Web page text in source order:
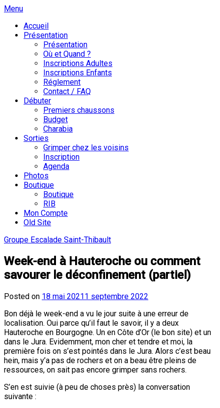
Skip
content
Menu
Accueil
Présentation
Présentation
Où et Quand ?
Inscriptions Adultes
Inscriptions Enfants
Réglement
Contact / FAQ
Débuter
Premiers chaussons
Budget
Charabia
Sorties
Grimper chez les voisins
Inscription
Agenda
Photos
Boutique
Boutique
RIB
Mon Compte
Old Site
Groupe Escalade Saint-Thibault
Week-end à Hauteroche ou comment
savourer le déconfinement (partiel)
Posted on 18 mai 20211 septembre 2022
Bon déjà le week-end a vu le jour suite à une erreur de
localisation. Oui parce qu’il faut le savoir, il y a deux
Hauteroche en Bourgogne. Un en Côte d’Or (le bon site) et un
dans le Jura. Evidemment, mon cher et tendre et moi, la
première fois on s’est pointés dans le Jura. Alors c’est beau
hein, mais y’a pas de rochers et on a beau être pleins de
ressources, on sait pas encore grimper sans rochers.
S’en est suivie (à peu de choses près) la conversation
suivante :